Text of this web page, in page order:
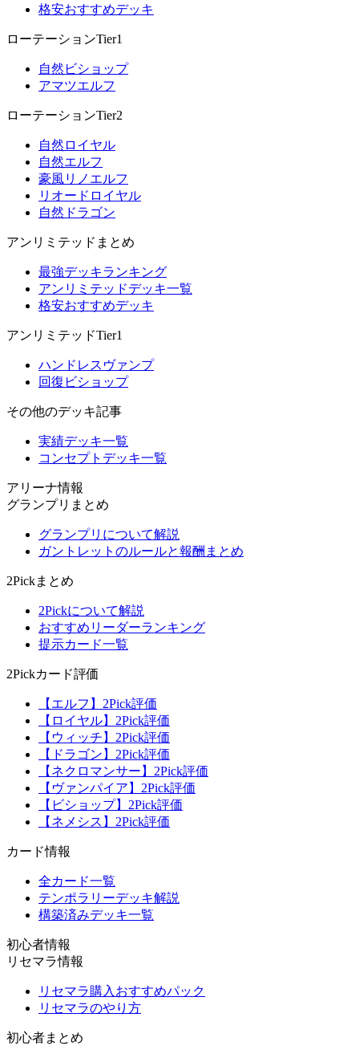
格安おすすめデッキ
ローテーションTier1
自然ビショップ
アマツエルフ
ローテーションTier2
自然ロイヤル
自然エルフ
豪風リノエルフ
リオードロイヤル
自然ドラゴン
アンリミテッドまとめ
最強デッキランキング
アンリミテッドデッキ一覧
格安おすすめデッキ
アンリミテッドTier1
ハンドレスヴァンプ
回復ビショップ
その他のデッキ記事
実績デッキ一覧
コンセプトデッキ一覧
アリーナ情報
グランプリまとめ
グランプリについて解説
ガントレットのルールと報酬まとめ
2Pickまとめ
2Pickについて解説
おすすめリーダーランキング
提示カード一覧
2Pickカード評価
【エルフ】2Pick評価
【ロイヤル】2Pick評価
【ウィッチ】2Pick評価
【ドラゴン】2Pick評価
【ネクロマンサー】2Pick評価
【ヴァンパイア】2Pick評価
【ビショップ】2Pick評価
【ネメシス】2Pick評価
カード情報
全カード一覧
テンポラリーデッキ解説
構築済みデッキ一覧
初心者情報
リセマラ情報
リセマラ購入おすすめパック
リセマラのやり方
初心者まとめ